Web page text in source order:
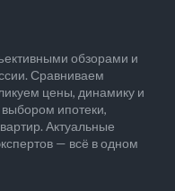
обзорами и
Сравниваем
цены, динамику и
ипотеки,
Актуальные
— всё в одном